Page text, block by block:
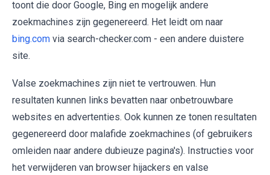
toont die door Google, Bing en mogelijk andere
zoekmachines zijn gegenereerd. Het leidt om naar
bing.com via search-checker.com - een andere duistere
site.
Valse zoekmachines zijn niet te vertrouwen. Hun
resultaten kunnen links bevatten naar onbetrouwbare
websites en advertenties. Ook kunnen ze tonen resultaten
gegenereerd door malafide zoekmachines (of gebruikers
omleiden naar andere dubieuze pagina's). Instructies voor
het verwijderen van browser hijackers en valse